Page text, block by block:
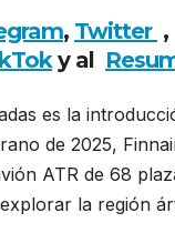
, Twitter ,
y al
es la
de 2025,
ATR de 68
la región